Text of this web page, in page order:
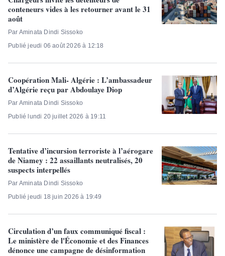
conteneurs vides à les retourner avant le 31
août
Par Aminata Dindi Sissoko
Publié jeudi 06 août 2026 à 12:18
Coopération Mali- Algérie : L’ambassadeur
d’Algérie reçu par Abdoulaye Diop
Par Aminata Dindi Sissoko
Publié lundi 20 juillet 2026 à 19:11
Tentative d’incursion terroriste à l’aérogare
de Niamey : 22 assaillants neutralisés, 20
suspects interpellés
Par Aminata Dindi Sissoko
Publié jeudi 18 juin 2026 à 19:49
Circulation d’un faux communiqué fiscal :
Le ministère de l'Économie et des Finances
dénonce une campagne de désinformation